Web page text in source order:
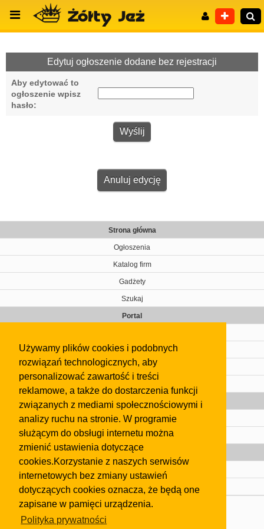
Używamy plików cookies i podobnych
rozwiązań technologicznych, aby
personalizować zawartość i treści
reklamowe, a także do dostarczenia funkcji
związanych z mediami społecznościowymi i
analizy ruchu na stronie. W programie
służącym do obsługi internetu można
zmienić ustawienia dotyczące
cookies.Korzystanie z naszych serwisów
internetowych bez zmiany ustawień
dotyczących cookies oznacza, że będą one
zapisane w pamięci urządzenia.
Polityka prywatności
Wyszukiwanie zaawansowane
Edytuj ogłoszenie dodane bez rejestracji
Aby edytować to
ogłoszenie wpisz
hasło:
Anuluj edycję
Strona główna
Ogłoszenia
Katalog firm
Gadżety
Szukaj
Portal
Kontakt
Regulamin
Gazeta
Olkusz
Kontakt
Strefa dla biznesu
Dealerzy i autokomisy
Skontaktuj się z nami